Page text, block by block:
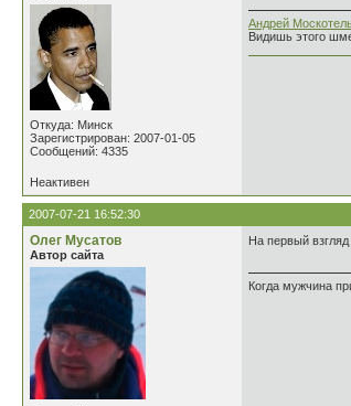
Откуда: Минск
Зарегистрирован: 2007-01-05
Сообщений: 4335
Андрей
Видишь этого
Неактивен
2007-07-21 16:52:30
Олег Мусатов
Автор сайта
На первый
Когда мужчина